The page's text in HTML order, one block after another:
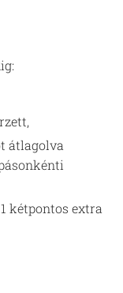
átlagolva
kétpontos extra